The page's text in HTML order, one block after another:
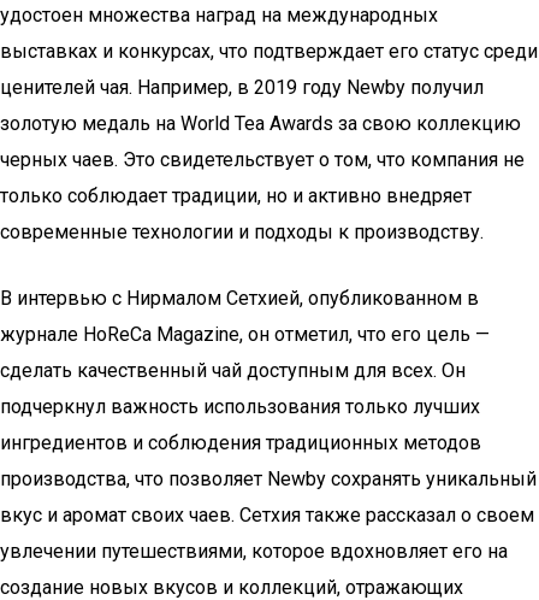
удостоен множества наград на международных
выставках и конкурсах, что подтверждает его статус среди
ценителей чая. Например, в 2019 году Newby получил
золотую медаль на World Tea Awards за свою коллекцию
черных чаев. Это свидетельствует о том, что компания не
только соблюдает традиции, но и активно внедряет
современные технологии и подходы к производству.
В интервью с Нирмалом Сетхией, опубликованном в
журнале HoReCa Magazine, он отметил, что его цель —
сделать качественный чай доступным для всех. Он
подчеркнул важность использования только лучших
ингредиентов и соблюдения традиционных методов
производства, что позволяет Newby сохранять уникальный
вкус и аромат своих чаев. Сетхия также рассказал о своем
увлечении путешествиями, которое вдохновляет его на
создание новых вкусов и коллекций, отражающих